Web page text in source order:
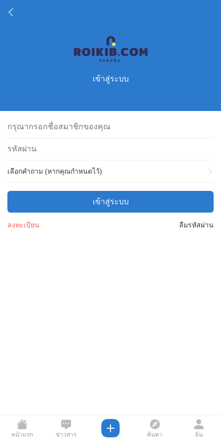
เข้าสู่ระบบ
เลือกคำถาม (หากคุณกำหนดไว้)
เข้าสู่ระบบ
ลืมรหัสผ่าน
ลงทะเบียน
หน้าแรก ข่าวสาร ค้นหา ฉัน